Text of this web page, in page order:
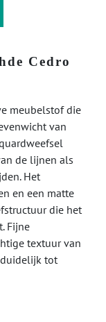
Cedro
meubelstof die
van
de lijnen als
Het
en een matte
die het
Fijne
textuur van
tot